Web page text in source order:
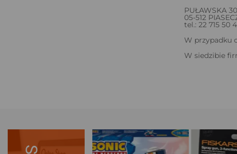
PUŁAWSKA
05-512
tel.: 22 715 50
W przypadku
W siedzibie